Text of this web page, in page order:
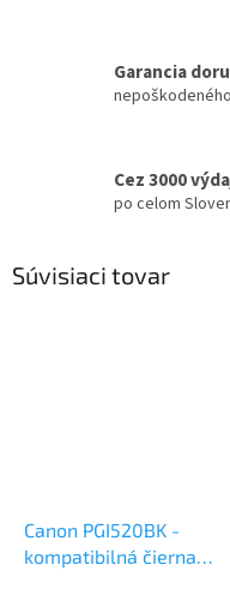
Garancia
Cez 3000
po celom
Súvisiaci tovar
Canon PGI520BK -
kompatibilná čierna